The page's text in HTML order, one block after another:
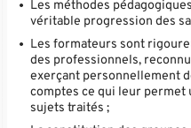
Les méthodes
véritable progression des
Les formateurs sont
des professionnels,
exerçant personnellement
comptes ce qui leur permet
sujets traités ;